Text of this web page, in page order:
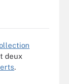
deux
.